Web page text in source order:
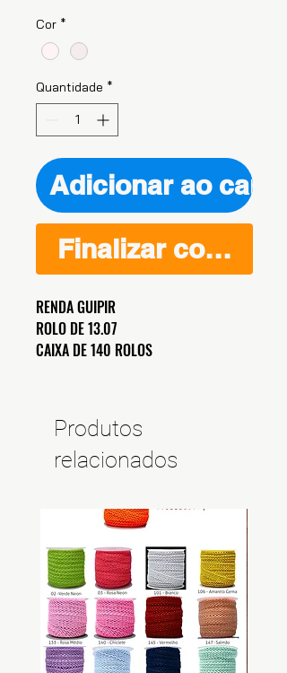
Cor *
Quantidade *
Adicionar ao
Finalizar compra
RENDA GUIPIR
ROLO DE 13.07
CAIXA DE 140 ROLOS
Produtos
relacionados